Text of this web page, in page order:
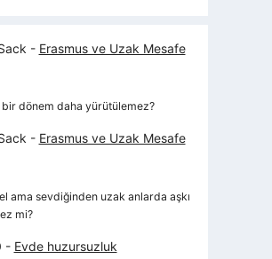
- Erasmus ve Uzak Mesafe
bir dönem daha yürütülemez?
- Erasmus ve Uzak Mesafe
ama sevdiğinden uzak anlarda aşkı
mi?
- Evde huzursuzluk